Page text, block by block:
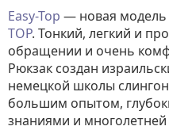
Easy-Top — новая модель
TOP. Тонкий, легкий и
обращении и очень
Рюкзак создан
немецкой школы
большим опытом,
знаниями и многолетней